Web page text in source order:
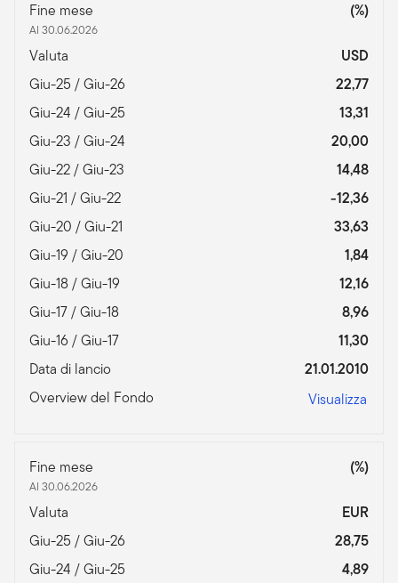
Fine mese
Al 30.06.2026
(%)
Valuta
USD
Giu-25 / Giu-26
22,77
Giu-24 / Giu-25
13,31
Giu-23 / Giu-24
20,00
Giu-22 / Giu-23
14,48
Giu-21 / Giu-22
-12,36
Giu-20 / Giu-21
33,63
Giu-19 / Giu-20
1,84
Giu-18 / Giu-19
12,16
Giu-17 / Giu-18
8,96
Giu-16 / Giu-17
11,30
Data di lancio
21.01.2010
Overview del Fondo
Visualizza
Fine mese
Al 30.06.2026
(%)
Valuta
EUR
Giu-25 / Giu-26
28,75
Giu-24 / Giu-25
4,89